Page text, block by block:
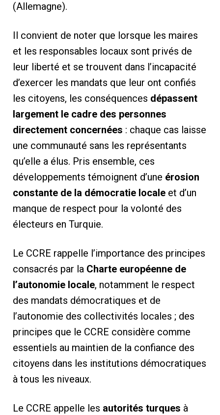
(Allemagne).
Il convient de noter que lorsque les maires
et les responsables locaux sont privés de
leur liberté et se trouvent dans l’incapacité
d’exercer les mandats que leur ont confiés
les citoyens, les conséquences dépassent
largement le cadre des personnes
directement concernées : chaque cas laisse
une communauté sans les représentants
qu’elle a élus. Pris ensemble, ces
développements témoignent d’une érosion
constante de la démocratie localeet d’un
manque de respect pour la volonté des
électeurs en Turquie.
Le CCRE rappelle l’importance des principes
consacrés par la Charte européenne de
l’autonomie locale, notamment le respect
des mandats démocratiques et de
l’autonomie des collectivités locales ; des
principes que le CCRE considère comme
essentiels au maintien de la confiance des
citoyens dans les institutions démocratiques
à tous les niveaux.
Le CCRE appelle les autorités turques à